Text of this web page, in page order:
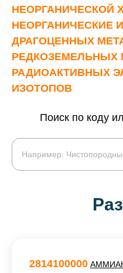
НЕОРГАНИЧЕСКОЙ
НЕОРГАНИЧЕСКИЕ
ДРАГОЦЕННЫХ
РЕДКОЗЕМЕЛЬНЫХ
РАДИОАКТИВНЫХ
ИЗОТОПОВ
Поиск по коду
2814100000